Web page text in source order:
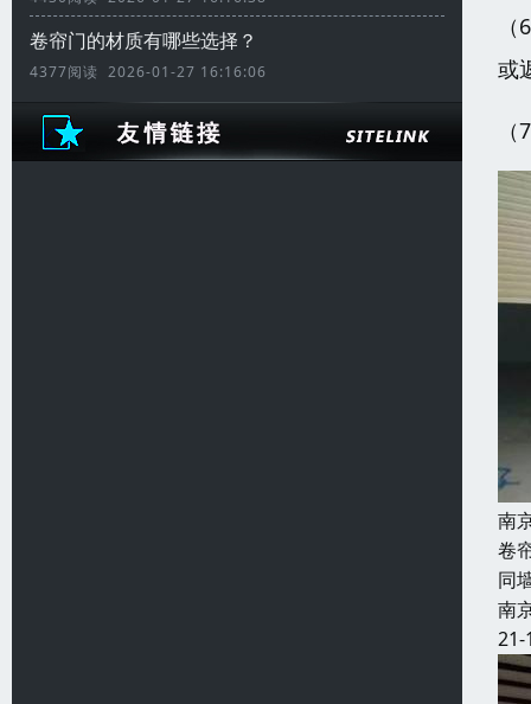
卷帘门的材质有哪些选择？
4377阅读 2026-01-27 16:16:06
或
南
卷
同
南
21-